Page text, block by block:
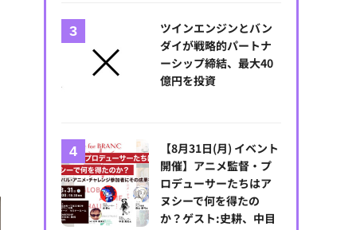
ツインエンジンとバン
ダイが戦略的パートナ
ーシップ締結、最大40
億円を投資
【8月31日(月) イベント
開催】アニメ監督・プ
ロデューサーたちはア
ヌシーで何を得たの
か？ゲスト:史耕、中目